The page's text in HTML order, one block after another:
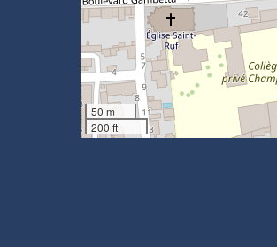
50 m
200 ft